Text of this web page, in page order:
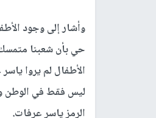
وأشار إلى وجود
حي بأن شعبنا متمسك
الأطفال لم يروا
ليس فقط في الوطن
الرمز ياسر عرفات.